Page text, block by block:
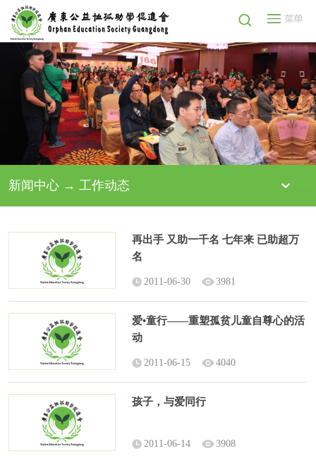
新闻中心 → 工作动态
再出手 又助一千名 七年来 已助超万
名
2011-06-30 3981
爱•童行——重塑孤贫儿童自尊心的活
动
2011-06-15 4040
孩子，与爱同行
2011-06-14 3908